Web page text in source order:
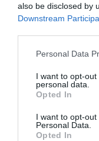
also be disclosed by
Downstream
Personal Data
I want to opt-
personal data.
Opted In
I want to opt-
Personal Data.
Opted In